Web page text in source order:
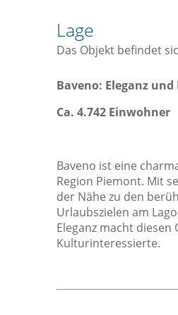
Herd
Kaffee- / Teekocher
Kochnische /
Küchenwaren
Toaster
Sicht
Aussicht
Blick auf die Berge
Landmark View
Lage
Das Objekt befindet
Baveno: Eleganz
Ca. 4.742 Einwohner
Baveno ist eine
Region Piemont. Mit
der Nähe zu den
Urlaubszielen am
Eleganz macht
Kulturinteressierte.